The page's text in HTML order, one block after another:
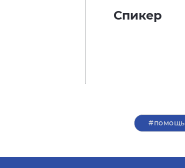
Спикер
#помощь